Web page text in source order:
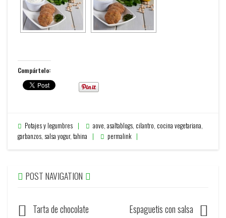
Compártelo:
Potajes y legumbres aove, asaltablogs, cilantro, cocina vegetariana,
garbanzos, salsa yogur, tahina permalink
POST NAVIGATION
Tarta de chocolate
Espaguetis con salsa